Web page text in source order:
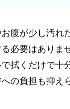
腹が少し汚れ
必要はありま
拭くだけで十
の負担も抑え